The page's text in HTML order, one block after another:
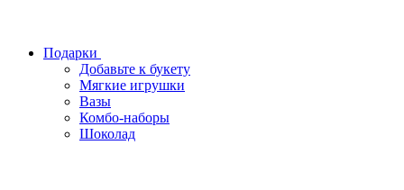
Подарки
Добавьте к букету
Мягкие игрушки
Вазы
Комбо-наборы
Шоколад